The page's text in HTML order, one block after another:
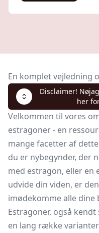
En komplet vejledning
Disclaimer!
her
Velkommen til vores
estragoner - en
mange facetter af
du er nybegynder, der
med estragon, eller en
udvide din viden, er
imødekomme alle dine
Estragoner, også
en lang række